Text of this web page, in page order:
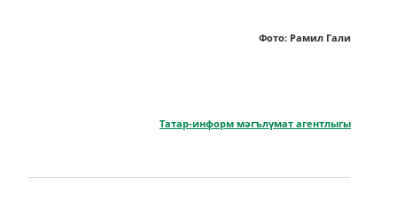
Фото: Рамил Гали
Татар-информ мәгълүмат агентлыгы